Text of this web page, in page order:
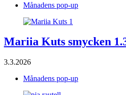
Månadens pop-up
Mariia Kuts smycken
3.3.2026
Månadens pop-up